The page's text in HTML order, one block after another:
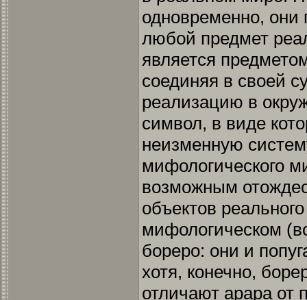
одновременно, они
любой предмет
является
соединяя в своей
реализацию в
символ, в виде
неизменную
мифологического
возможным
объектов
мифологическом
бореро: они и
хотя, конечно,
отличают арара от